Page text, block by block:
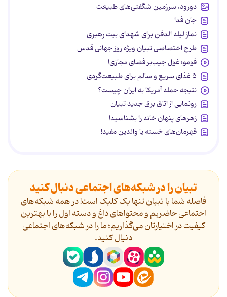
دورود، سرزمین شگفتی‌های طبیعت
جان فدا
نماز لیله الدفن برای شهدای بیت رهبری
طرح اختصاصی تبیان ویژه روز جهانی قدس
فومو؛ غول جیب‌بر فضای مجازی!
۵ غذای سریع و سالم برای طبیعت‌گردی
نتیجه حمله آمریکا به ایران چیست؟
رونمایی از اتاق برق جدید تبیان
زهرهای پنهان خانه را بشناسید!
قهرمان‌های خسته یا والدین مفید!
تبیان را در شبکه‌های اجتماعی دنبال کنید
فاصله شما با تبیان تنها یک کلیک است! در همه شبکه‌های
اجتماعی حاضریم و محتواهای داغ و دسته اول را با بهترین
کیفیت در اختیارتان می‌گذاریم؛ ما را در شبکه‌های اجتماعی
دنیال کنید.